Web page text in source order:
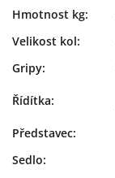
Hmotnost kg:
Velikost kol:
Gripy:
Řídítka:
Představec:
Sedlo: